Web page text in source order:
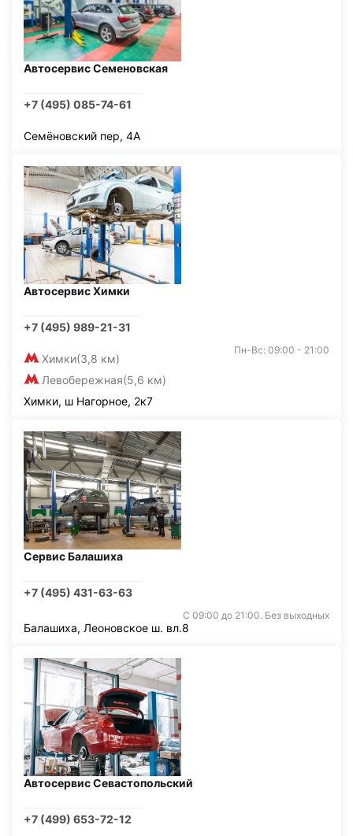
Автосервис Семеновская
+7 (495) 085-74-61
Семёновский пер, 4А
Автосервис Химки
+7 (495) 989-21-31
Химки(3,8 км)
Левобережная(5,6 км)
Пн-Вс: 09:00 - 21:00
Химки, ш Нагорное, 2к7
Сервис Балашиха
+7 (495) 431-63-63
С 09:00 до 21:00. Без выходных
Балашиха, Леоновское ш. вл.8
Автосервис Севастопольский
+7 (499) 653-72-12